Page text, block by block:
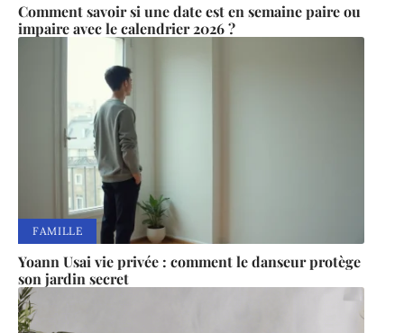
Comment savoir si une date est en semaine paire ou
impaire avec le calendrier 2026 ?
FAMILLE
Yoann Usai vie privée : comment le danseur protège
son jardin secret